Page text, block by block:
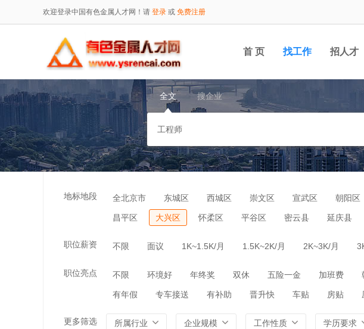
欢迎登录中国有色金属人才网！请 登录 或 免费注册
首 页 找工作 招人才
全文 搜企业
地标地段 全北京市 东城区 西城区 崇文区 宣武区 朝阳区
昌平区 大兴区 怀柔区 平谷区 密云县 延庆县
职位薪资 不限 面议 1K~1.5K/月 1.5K~2K/月 2K~3K/月
职位亮点 不限 环境好 年终奖 双休 五险一金 加班费
有年假 专车接送 有补助 晋升快 车贴 房贴
更多筛选 所属行业 企业规模 工作性质 学历要求